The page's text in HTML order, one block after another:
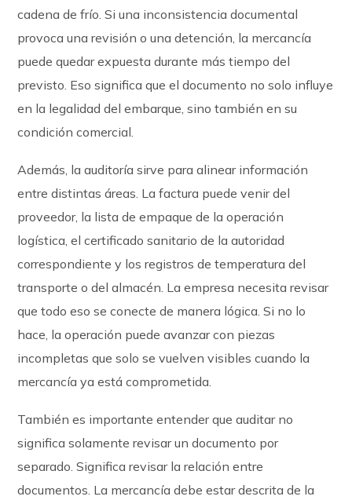
cadena de frío. Si una inconsistencia documental
provoca una revisión o una detención, la mercancía
puede quedar expuesta durante más tiempo del
previsto. Eso significa que el documento no solo influye
en la legalidad del embarque, sino también en su
condición comercial.
Además, la auditoría sirve para alinear información
entre distintas áreas. La factura puede venir del
proveedor, la lista de empaque de la operación
logística, el certificado sanitario de la autoridad
correspondiente y los registros de temperatura del
transporte o del almacén. La empresa necesita revisar
que todo eso se conecte de manera lógica. Si no lo
hace, la operación puede avanzar con piezas
incompletas que solo se vuelven visibles cuando la
mercancía ya está comprometida.
También es importante entender que auditar no
significa solamente revisar un documento por
separado. Significa revisar la relación entre
documentos. La mercancía debe estar descrita de la